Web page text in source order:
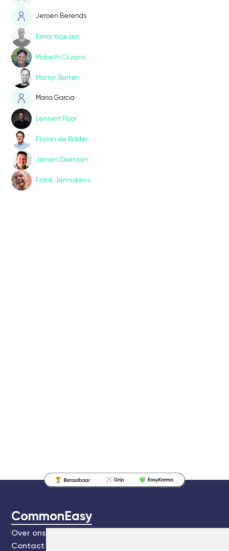
Jeroen Berends
Elmar Kroezen
Mabeth Ciurans
Martijn Barten
Maria Garcia
Lennert Floor
Florian de Ridder
Jeroen Doensen
Frank Jenniskens
CommonEasy
Over ons
Contact